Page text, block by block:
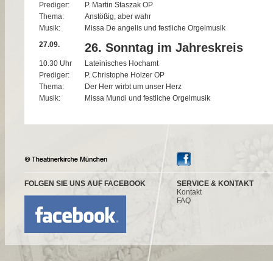
Prediger:
P. Martin Staszak OP
Thema:
Anstößig, aber wahr
Musik:
Missa De angelis und festliche Orgelmusik
27.09.
26. Sonntag im Jahreskreis
10.30 Uhr
Lateinisches Hochamt
Prediger:
P. Christophe Holzer OP
Thema:
Der Herr wirbt um unser Herz
Musik:
Missa Mundi und festliche Orgelmusik
FOLGEN SIE UNS AUF FACEBOOK
SERVICE & KONTAKT
Kontakt
FAQ